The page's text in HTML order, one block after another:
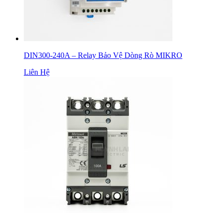
DIN300-240A – Relay Bảo Vệ Dòng Rò MIKRO
Liên Hệ